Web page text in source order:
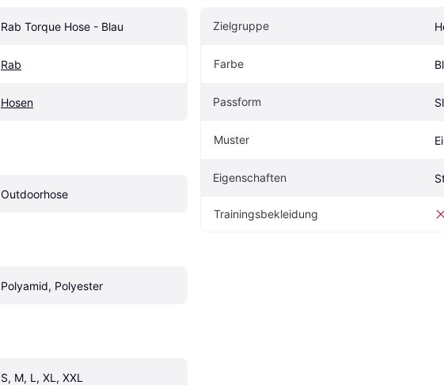
Rab Torque Hose - Blau
Rab
Hosen
Outdoorhose
Polyamid, Polyester
S, M, L, XL, XXL
Zielgruppe
Farbe
Passform
Muster
Eigenschaften
Trainingsbekleidung